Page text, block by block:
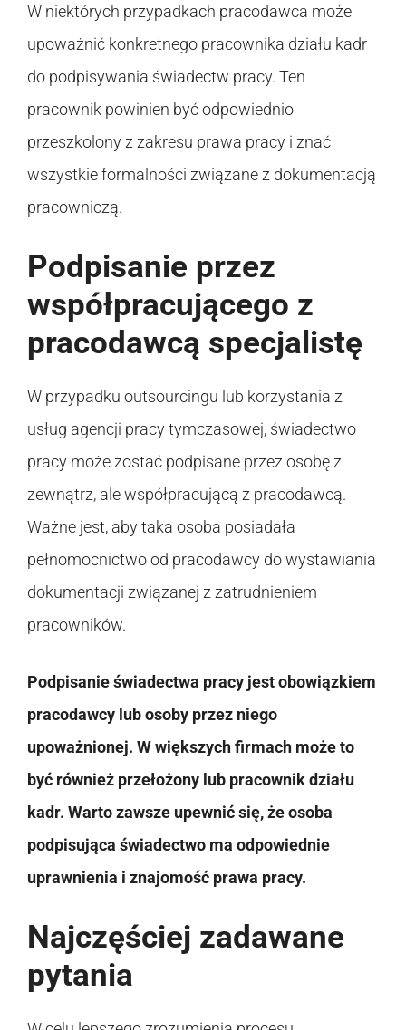
W niektórych przypadkach pracodawca może
upoważnić konkretnego pracownika działu kadr
do podpisywania świadectw pracy. Ten
pracownik powinien być odpowiednio
przeszkolony z zakresu prawa pracy i znać
wszystkie formalności związane z dokumentacją
pracowniczą.
Podpisanie przez
współpracującego z
pracodawcą specjalistę
W przypadku outsourcingu lub korzystania z
usług agencji pracy tymczasowej, świadectwo
pracy może zostać podpisane przez osobę z
zewnątrz, ale współpracującą z pracodawcą.
Ważne jest, aby taka osoba posiadała
pełnomocnictwo od pracodawcy do wystawiania
dokumentacji związanej z zatrudnieniem
pracowników.
Podpisanie świadectwa pracy jest obowiązkiem
pracodawcy lub osoby przez niego
upoważnionej. W większych firmach może to
być również przełożony lub pracownik działu
kadr. Warto zawsze upewnić się, że osoba
podpisująca świadectwo ma odpowiednie
uprawnienia i znajomość prawa pracy.
Najczęściej zadawane
pytania